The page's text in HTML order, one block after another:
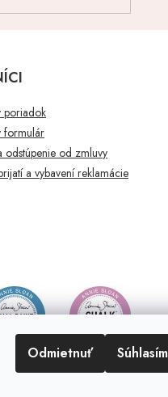
Odmietnuť Súhlasím
poriadok
formulár
odstúpenie od zmluvy
a vybavení reklamácie